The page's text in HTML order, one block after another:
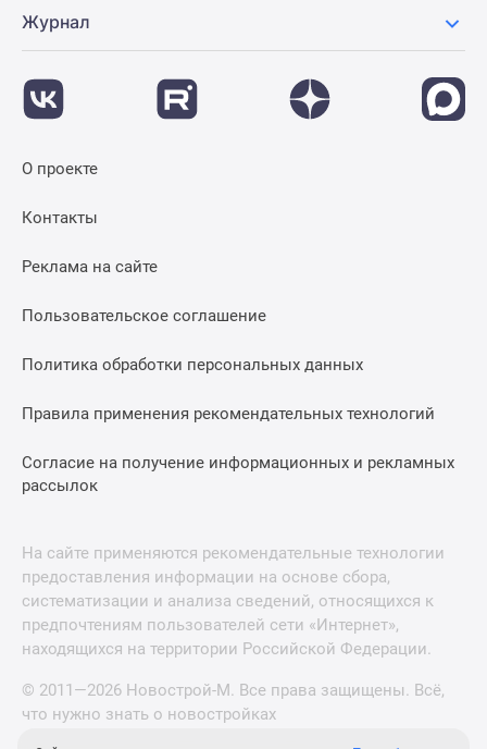
Журнал
О проекте
Контакты
Реклама на сайте
Пользовательское соглашение
Политика обработки персональных данных
Правила применения рекомендательных технологий
Согласие на получение информационных и рекламных
рассылок
На сайте применяются рекомендательные технологии
предоставления информации на основе сбора,
систематизации и анализа сведений, относящихся к
предпочтениям пользователей сети «Интернет»,
находящихся на территории Российской Федерации.
© 2011—2026 Новострой-М. Все права защищены. Всё,
что нужно знать о новостройках